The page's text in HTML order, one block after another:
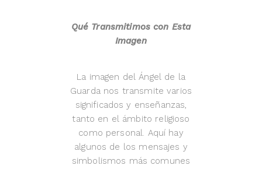
Qué Transmitimos con Esta
Imagen
La imagen del Ángel de la
Guarda nos transmite varios
significados y enseñanzas,
tanto en el ámbito religioso
como personal. Aquí hay
algunos de los mensajes y
simbolismos más comunes